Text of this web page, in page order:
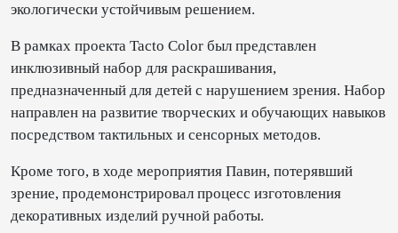
экологически устойчивым решением.
В рамках проекта Tacto Color был представлен
инклюзивный набор для раскрашивания,
предназначенный для детей с нарушением зрения. Набор
направлен на развитие творческих и обучающих навыков
посредством тактильных и сенсорных методов.
Кроме того, в ходе мероприятия Павин, потерявший
зрение, продемонстрировал процесс изготовления
декоративных изделий ручной работы.